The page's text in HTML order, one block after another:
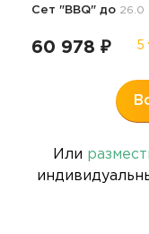
Сет "BBQ" до 26.0
60 978 ₽ 5
Или